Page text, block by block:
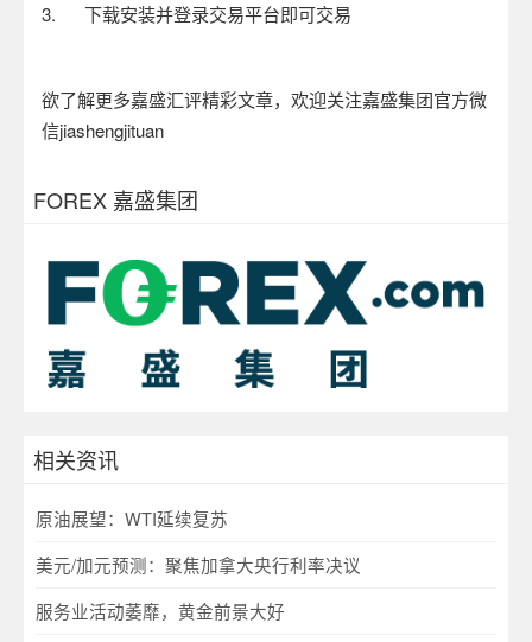
3. 下载安装并登录交易平台即可交易
欲了解更多嘉盛汇评精彩文章，欢迎关注嘉盛集团官方微
信jiashengjituan
FOREX 嘉盛集团
相关资讯
原油展望：WTI延续复苏
美元/加元预测：聚焦加拿大央行利率决议
服务业活动萎靡，黄金前景大好